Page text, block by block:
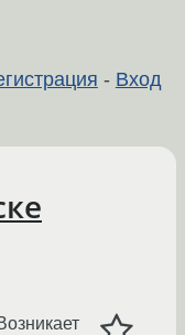
- Вход